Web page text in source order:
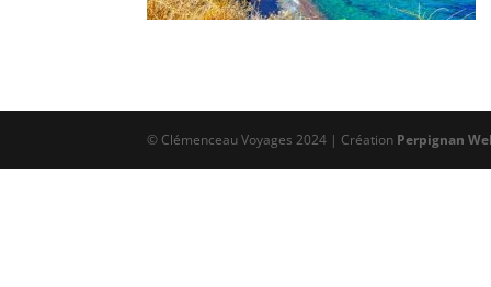
© Clémenceau Voyages 2024 | Création Perpignan